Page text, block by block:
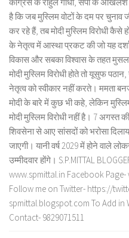
है कि जब मुस्लिम वोटों के दम पर चुनाव
कर रहे हैं, तब मोदी मुस्लिम विरोधी कैसे
के नेतृत्व में आस्था प्रकट की जो यह
विकास और सबका विश्वास के तहत
मोदी मुस्लिम विरोधी होते तो यूसुफ
नेतृत्व को स्वीकार नहीं करते। ममता
मोदी के बारे में कुछ भी कहे, लेकिन
मोदी मुस्लिम विरोधी नहीं है। 7 अगस्त
शिवसेना से आए सांसदों को भरोसा
जाएगी। यानी वर्ष 2029 में होने वाले
उम्मीदवार होंगे। S.P.MITTAL
www.spmittal.in Facebook
Follow me on Twitter- https://
spmittal.blogspot.com To Add in
Contact- 9829071511